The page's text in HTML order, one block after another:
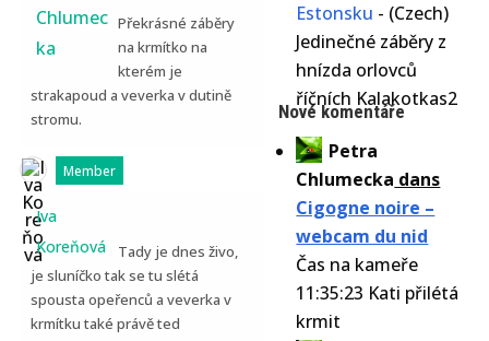
Estonsku - (Czech)
Jedinečné záběry z
hnízda orlovců
říčních Kalakotkas2
Nové komentáře
Petra
Chlumecka dans
Cigogne noire –
webcam du nid
Čas na kameře
11:35:23 Kati přilétá
krmit
Chlumec
ka
Překrásné záběry
na krmítko na
kterém je
strakapoud a veverka v dutině
stromu.
Member
Iva
Koreňová
Tady je dnes živo,
je sluníčko tak se tu slétá
spousta opeřenců a veverka v
krmítku také právě ted